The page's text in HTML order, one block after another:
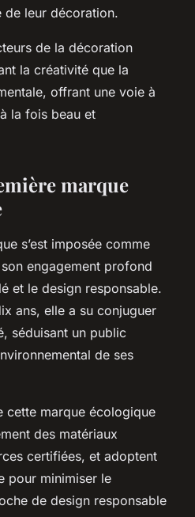
de leur décoration.
de la décoration
la créativité que la
offrant une voie à
la fois beau et
marque
s’est imposée comme
engagement profond
et le design responsable.
ans, elle a su conjuguer
séduisant un public
de ses
cette marque écologique
des matériaux
certifiées, et adoptent
pour minimiser le
de design responsable